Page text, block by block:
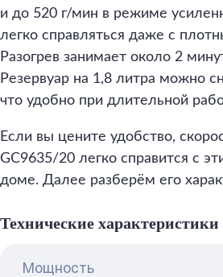
и до 520 г/мин в режиме
легко справляться даже с
Разогрев занимает около 2
Резервуар на 1,8 литра можно
что удобно при длительной
Если вы цените удобство,
GC9635/20 легко справится с
доме. Далее разберём его
Технические характеристики
Мощность